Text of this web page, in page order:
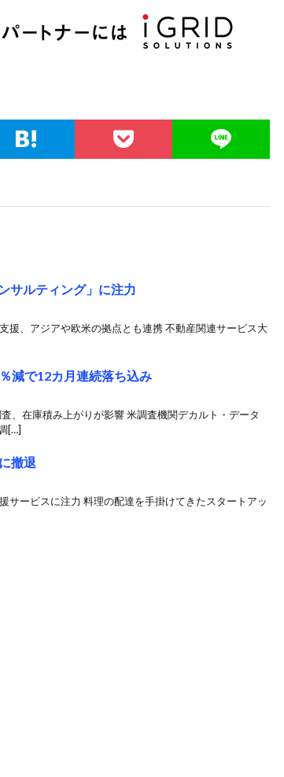
サルティング」に注力
援、アジアや欧米の拠点とも連携 不動産関連サービス大
減で12カ月連続落ち込み
、在庫積み上がりが影響 米調査機関デカルト・データ
[…]
撤退
サービスに注力 料理の配達を手掛けてきたスタートアッ